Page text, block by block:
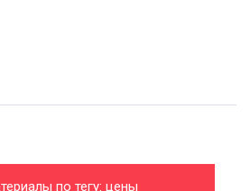
по тегу: цены